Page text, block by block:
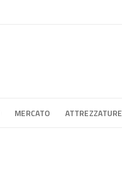
MERCATO ATTREZZATURE